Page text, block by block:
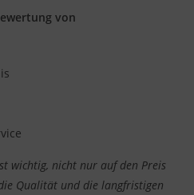
von
wichtig, nicht nur auf den Preis
Qualität und die langfristigen